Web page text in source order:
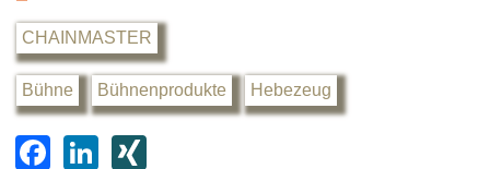
CHAINMASTER
Bühne Bühnenprodukte Hebezeug
F
Li